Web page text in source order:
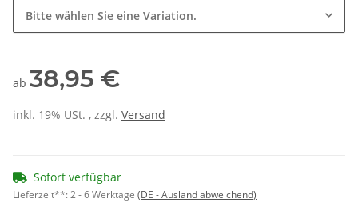
Bitte wählen Sie eine Variation.
ab 38,95 €
inkl. 19% USt. , zzgl. Versand
Sofort verfügbar
Lieferzeit**:2 - 6 Werktage (DE - Ausland abweichend)